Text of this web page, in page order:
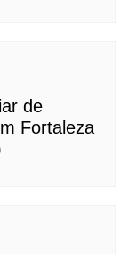
de
Fortaleza